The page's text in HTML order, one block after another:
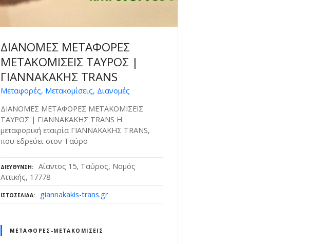
ΔΙΑΝΟΜΕΣ ΜΕΤΑΦΟΡΕΣ
ΜΕΤΑΚΟΜΙΣΕΙΣ ΤΑΥΡΟΣ |
ΓΙΑΝΝΑΚΑΚΗΣ TRANS
Μεταφορές, Μετακομίσεις, Διανομές
ΔΙΑΝΟΜΕΣ ΜΕΤΑΦΟΡΕΣ ΜΕΤΑΚΟΜΙΣΕΙΣ
ΤΑΥΡΟΣ | ΓΙΑΝΝΑΚΑΚΗΣ TRANS Η
μεταφορική εταιρία ΓΙΑΝΝΑΚΑΚΗΣ TRANS,
που εδρεύει στον Ταύρο
ΔΙΕΎΘΥΝΣΗ
Αίαντος 15, Ταύρος, Νομός
Αττικής, 17778
ΙΣΤΟΣΕΛΊΔΑ giannakakis-trans.gr
ΜΕΤΑΦΟΡΈΣ-ΜΕΤΑΚΟΜΊΣΕΙΣ